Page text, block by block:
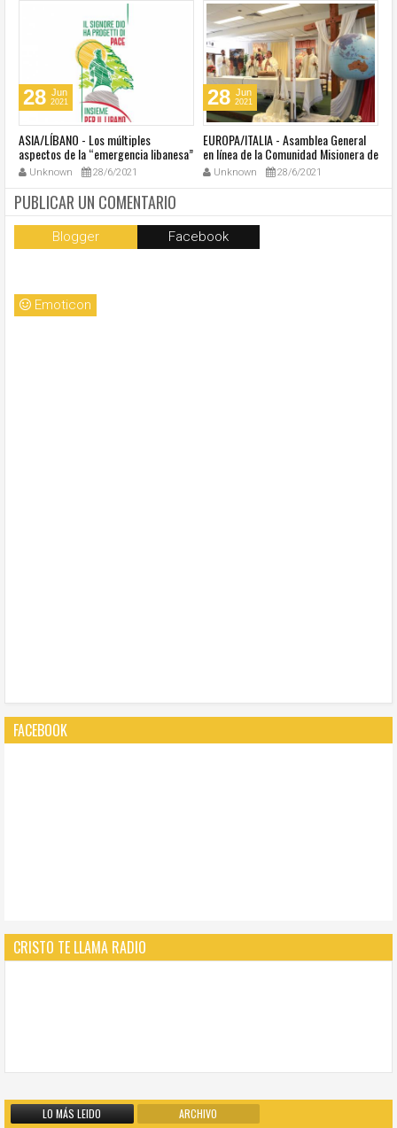
28 Jun
2021
ASIA/LÍBANO - Los múltiples
aspectos de la “emergencia libanesa”
al centro de la cumbre eclesial
convocada por el Papa Francisco
Unknown 28/6/2021
28 Jun
2021
EUROPA/ITALIA - Asamblea General
en línea de la Comunidad Misionera de
Villaregia
Unknown 28/6/2021
PUBLICAR UN COMENTARIO
Blogger Facebook
Emoticon
FACEBOOK
CRISTO TE LLAMA RADIO
LO MÁS LEIDO ARCHIVO